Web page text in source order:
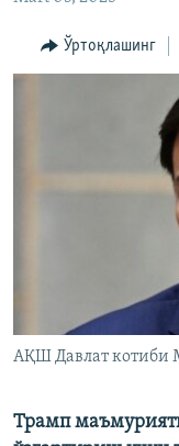
ИЖТИМОИЙ ТАРМОҚЛАР
Озодлик бошқа
Ўртоқлашинг
АҚШ Давлат котиби
Трамп